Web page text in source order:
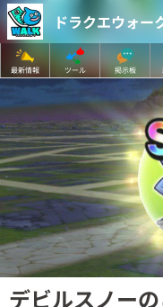
ドラクエウォー
最新情報 ツール 掲示板
デビルスノー